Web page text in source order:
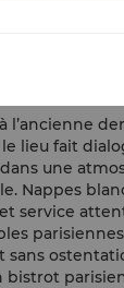
l’ancienne
le lieu fait
une
Nappes
service
sans
bistrot